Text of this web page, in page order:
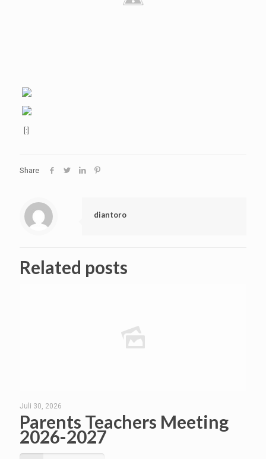
[:]
Share
diantoro
Related posts
Juli 30, 2026
Parents Teachers Meeting
2026-2027